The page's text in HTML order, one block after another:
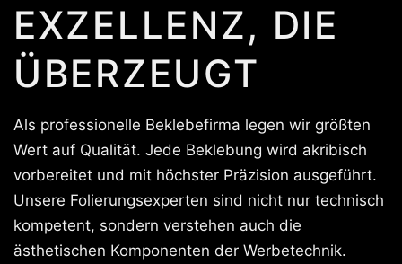
EXZELLENZ, DIE
ÜBERZEUGT
Als professionelle Beklebefirma legen wir größten
Wert auf Qualität. Jede Beklebung wird akribisch
vorbereitet und mit höchster Präzision ausgeführt.
Unsere Folierungsexperten sind nicht nur technisch
kompetent, sondern verstehen auch die
ästhetischen Komponenten der Werbetechnik.